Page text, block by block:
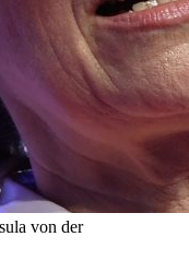
von der